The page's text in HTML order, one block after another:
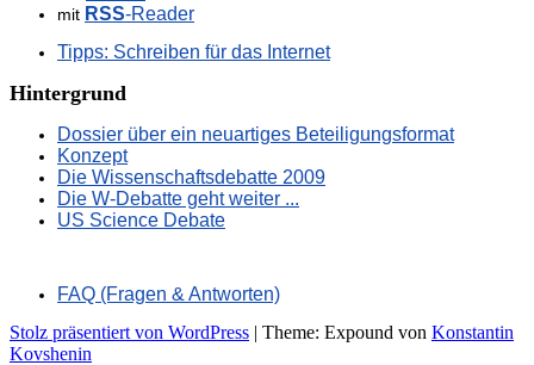
mit RSS-Reader
Tipps: Schreiben für das Internet
Hintergrund
Dossier über ein neuartiges Beteiligungsformat
Konzept
Die Wissenschaftsdebatte 2009
Die W-Debatte geht weiter ...
US Science Debate
FAQ (Fragen & Antworten)
Stolz präsentiert von WordPress | Theme: Expound von Konstantin
Kovshenin